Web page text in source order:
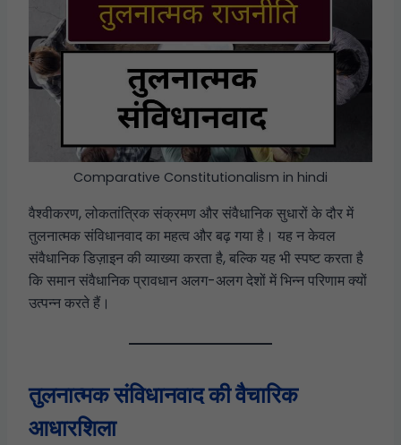
Comparative Constitutionalism in hindi
वैश्वीकरण, लोकतांत्रिक संक्रमण और संवैधानिक सुधारों के दौर में
तुलनात्मक संविधानवाद का महत्व और बढ़ गया है। यह न केवल
संवैधानिक डिज़ाइन की व्याख्या करता है, बल्कि यह भी स्पष्ट करता है
कि समान संवैधानिक प्रावधान अलग-अलग देशों में भिन्न परिणाम क्यों
उत्पन्न करते हैं।
तुलनात्मक संविधानवाद की वैचारिक
आधारशिला